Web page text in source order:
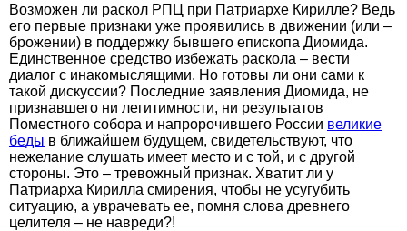
Возможен ли раскол РПЦ при Патриархе Кирилле? Ведь
его первые признаки уже проявились в движении (или –
брожении) в поддержку бывшего епископа Диомида.
Единственное средство избежать раскола – вести
диалог с инакомыслящими. Но готовы ли они сами к
такой дискуссии? Последние заявления Диомида, не
признавшего ни легитимности, ни результатов
Поместного собора и напророчившего России великие
беды в ближайшем будущем, свидетельствуют, что
нежелание слушать имеет место и с той, и с другой
стороны. Это – тревожный признак. Хватит ли у
Патриарха Кирилла смирения, чтобы не усугубить
ситуацию, а уврачевать ее, помня слова древнего
целителя – не навреди?!